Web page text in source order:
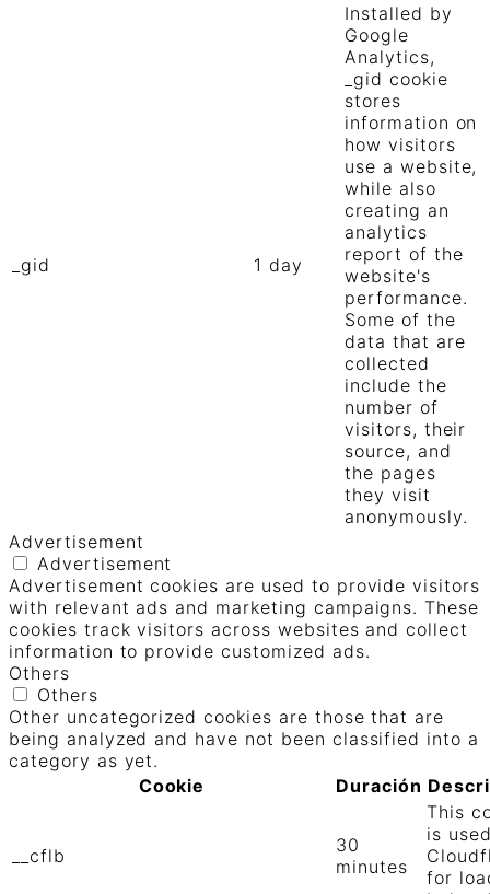
_gid 1 day
Installed by
Google
Analytics,
_gid cookie
stores
information on
how visitors
use a website,
while also
creating an
analytics
report of the
website's
performance.
Some of the
data that are
collected
include the
number of
visitors, their
source, and
the pages
they visit
anonymously.
Advertisement
Advertisement
Advertisement cookies are used to provide visitors
with relevant ads and marketing campaigns. These
cookies track visitors across websites and collect
information to provide customized ads.
Others
Others
Other uncategorized cookies are those that are
being analyzed and have not been classified into a
category as yet.
Cookie
Duración
__cflb
30
minutes
This
is
for